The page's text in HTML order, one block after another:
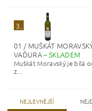
3.
01 / MUŠKÁT
VAĎURA–SKLADEM
Muškát Moravský je bílá
z...
NEJLEVNĚJŠÍ